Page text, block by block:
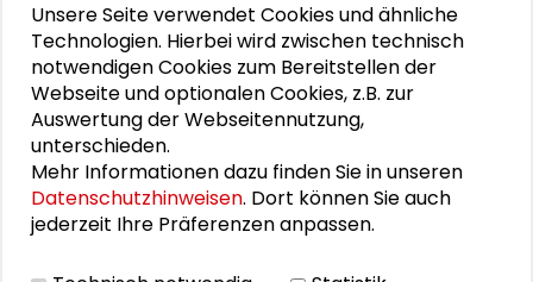
Frühlingsgefühle
Die Stadt im Wandel weiterdenken
Der Campus wird zur Bühne
Unsere Seite verwendet Cookies und ähnliche
Technologien. Hierbei wird zwischen technisch
notwendigen Cookies zum Bereitstellen der
Webseite und optionalen Cookies, z.B. zur
Auswertung der Webseitennutzung,
unterschieden.
Mehr Informationen dazu finden Sie in unseren
Datenschutzhinweisen. Dort können Sie auch
jederzeit Ihre Präferenzen anpassen.